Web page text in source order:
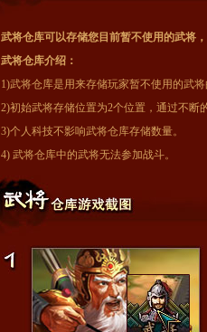
武将仓库可以存储您目前暂不使用的武将
武将仓库介绍：
1)武将仓库是用来存储玩家暂不使用的武
2)初始武将存储位置为2个位置，通过不断
3)个人科技不影响武将仓库存储数量。
4) 武将仓库中的武将无法参加战斗。